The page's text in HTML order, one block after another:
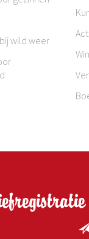
wild weer